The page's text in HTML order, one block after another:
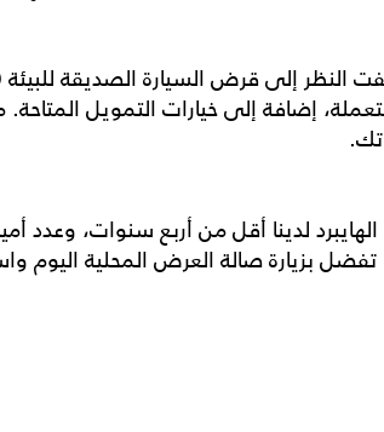
النظر إلى قرض السيارة الصديقة
إضافة إلى خيارات التمويل
تفضل بزيارة صالة العرض المحلية اليوم